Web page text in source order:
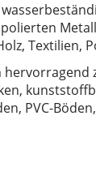
Textilien,
PVC-